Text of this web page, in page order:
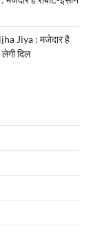
Jiya : मजेदार है
दिल